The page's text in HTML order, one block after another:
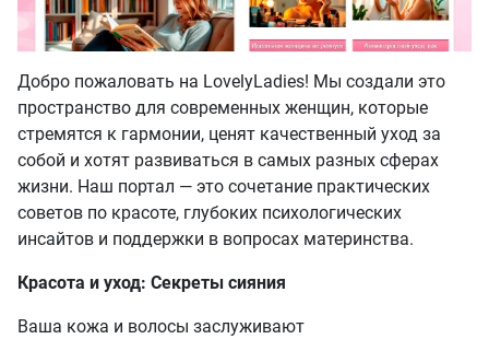
Добро пожаловать на LovelyLadies! Мы создали это
пространство для современных женщин, которые
стремятся к гармонии, ценят качественный уход за
собой и хотят развиваться в самых разных сферах
жизни. Наш портал — это сочетание практических
советов по красоте, глубоких психологических
инсайтов и поддержки в вопросах материнства.
Красота и уход: Секреты сияния
Ваша кожа и волосы заслуживают